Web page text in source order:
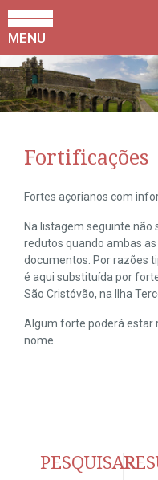
MENU
Fortificações
Fortes açorianos com
Na listagem seguinte
redutos quando ambas
documentos. Por razões
é aqui substituída por
São Cristóvão, na Ilha
Algum forte poderá estar
nome.
PESQUISAR